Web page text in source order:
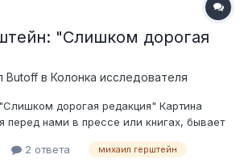
"Слишком дорогая
Butoff в Колонка исследователя
дорогая редакция" Картина
перед нами в прессе или книгах, бывает
и мнения редакции о том, что нужно
2 ответа михаил герштейн